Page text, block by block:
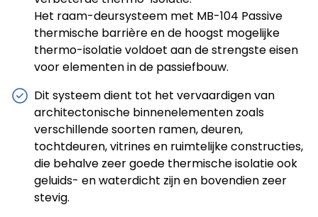
Statistieken
Statistische cookies helpen website-eigenaren te
begrijpen hoe verschillende gebruikers zich op de site
gedragen door anonieme informatie te verzamelen en
te rapporteren.
Alles weigeren
Mijn voorkeuren opslaan
Het raam-deursysteem met MB-104 Passive
thermische barrière en de hoogst mogelijke
thermo-isolatie voldoet aan de strengste eisen
voor elementen in de passiefbouw.
Dit systeem dient tot het vervaardigen van
architectonische binnenelementen zoals
verschillende soorten ramen, deuren,
tochtdeuren, vitrines en ruimtelijke constructies,
die behalve zeer goede thermische isolatie ook
geluids- en waterdicht zijn en bovendien zeer
stevig.